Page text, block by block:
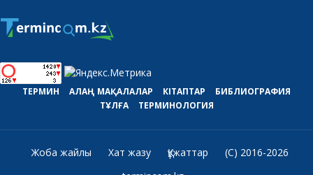
ТЕРМИН АЛАҢ МАҚАЛАЛАР КІТАПТАР
БИБЛИОГРАФИЯ
ТҰЛҒА
ТЕРМИНОЛОГИЯ
Жоба жайлы Хат жазу Құжаттар
(C) 2016-2026